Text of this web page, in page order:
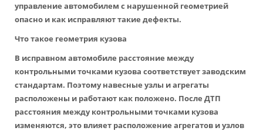
управление автомобилем с нарушенной геометрией
опасно и как исправляют такие дефекты.
Что такое геометрия кузова
В исправном автомобиле расстояние между
контрольными точками кузова соответствует заводским
стандартам. Поэтому навесные узлы и агрегаты
расположены и работают как положено. После ДТП
расстояния между контрольными точками кузова
изменяются, это влияет расположение агрегатов и узлов